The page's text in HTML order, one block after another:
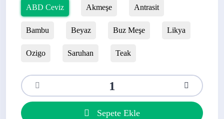
ABD Ceviz Akmeşe Antrasit
Bambu Beyaz Buz Meşe Likya
Ozigo Saruhan Teak
Sepete Ekle